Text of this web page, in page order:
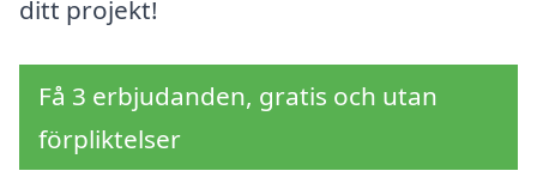
ditt projekt!
Få 3 erbjudanden, gratis och utan
förpliktelser